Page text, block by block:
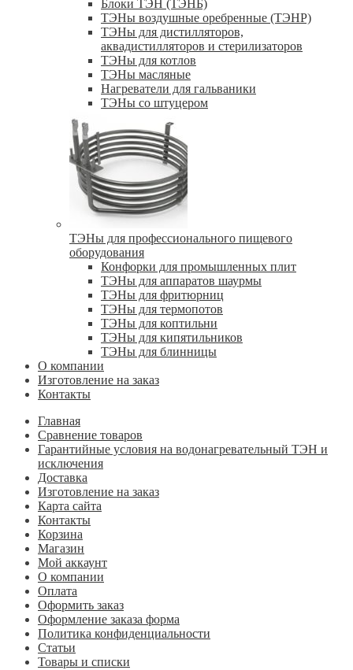
Блоки ТЭН (ТЭНБ)
ТЭНы воздушные оребренные (ТЭНР)
ТЭНы для дистилляторов,
аквадистилляторов и стерилизаторов
ТЭНы для котлов
ТЭНы масляные
Нагреватели для гальваники
ТЭНы со штуцером
ТЭНы для профессионального пищевого
оборудования
Конфорки для промышленных плит
ТЭНы для аппаратов шаурмы
ТЭНы для фритюрниц
ТЭНы для термопотов
ТЭНы для коптильни
ТЭНы для кипятильников
ТЭНы для блинницы
О компании
Изготовление на заказ
Контакты
Главная
Cравнение товаров
Гарантийные условия на водонагревательный ТЭН и
исключения
Доставка
Изготовление на заказ
Карта сайта
Контакты
Корзина
Магазин
Мой аккаунт
О компании
Оплата
Оформить заказ
Оформление заказа форма
Политика конфиденциальности
Статьи
Товары и списки